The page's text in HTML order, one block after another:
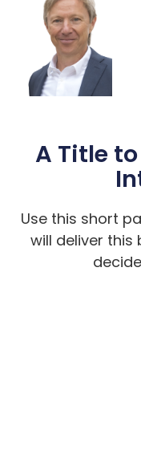
A Title
Use this short
will deliver